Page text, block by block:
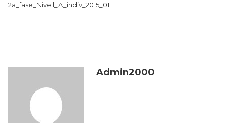
2a_fase_Nivell_A_indiv_2015_01
Admin2000